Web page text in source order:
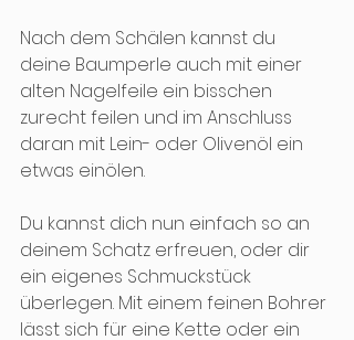
Nach dem Schälen kannst du
deine Baumperle auch mit einer
alten Nagelfeile ein bisschen
zurecht feilen und im Anschluss
daran mit Lein- oder Olivenöl ein
etwas einölen.
Du kannst dich nun einfach so an
deinem Schatz erfreuen, oder dir
ein eigenes Schmuckstück
überlegen. Mit einem feinen Bohrer
lässt sich für eine Kette oder ein